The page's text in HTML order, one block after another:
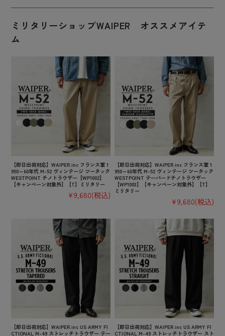
ミリタリーショップWAIPER オススメアイテ
ム
【即日出荷対応】WAIPER.inc フランス軍 1
950～60年代 M-52 ヴィンテージ ツータック
WESTPOINT チノトラウザー【WP1002】
【キャンペーン対象外】【T】ミリタリー
¥9,680(税込)
【即日出荷対応】WAIPER.inc フランス軍 1
950～60年代 M-52 ヴィンテージ ツータック
WESTPOINT テーパードチノトラウザー
【WP1003】【キャンペーン対象外】【T】
ミリタリー
¥9,680(税込)
【即日出荷対応】WAIPER.inc US ARMY FI
CTIONAL M-49 ストレッチトラウザー テー
【即日出荷対応】WAIPER.inc US ARMY FI
CTIONAL M-49 ストレッチトラウザー スト